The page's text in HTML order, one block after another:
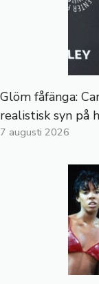
Glöm fåfänga:
realistisk syn på
7 augusti 2026